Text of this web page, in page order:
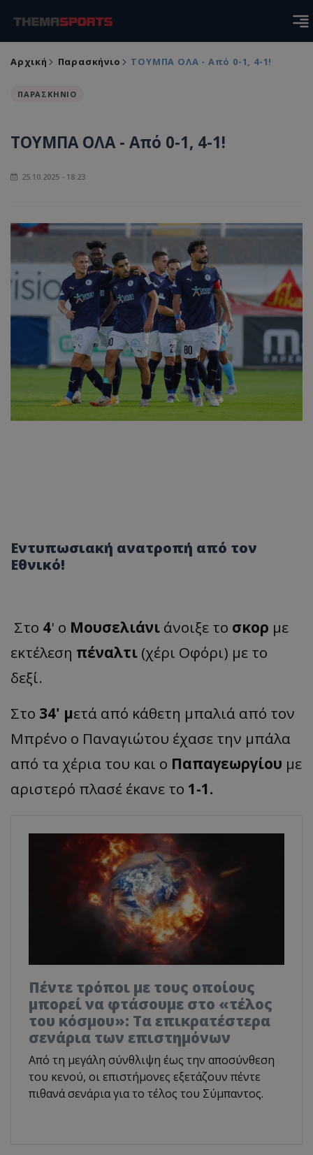
Αρχική Παρασκήνιο ΤΟΥΜΠΑ ΟΛΑ - Από 0-1, 4-1!
ΠΑΡΑΣΚΗΝΙΟ
ΤΟΥΜΠΑ ΟΛΑ - Από 0-1, 4-1!
25.10.2025 - 18:23
Εντυπωσιακή ανατροπή από τον
Εθνικό!
Στο 4' ο Μουσελιάνι άνοιξε το σκορ με
εκτέλεση πέναλτι (χέρι Οφόρι) με το
δεξί.
Στο 34' μετά από κάθετη μπαλιά από τον
Μπρένο ο Παναγιώτου έχασε την μπάλα
από τα χέρια του και ο Παπαγεωργίου με
αριστερό πλασέ έκανε το 1-1.
Πέντε τρόποι με τους οποίους
μπορεί να φτάσουμε στο «τέλος
του κόσμου»: Τα επικρατέστερα
σενάρια των επιστημόνων
Από τη μεγάλη σύνθλιψη έως την αποσύνθεση
του κενού, οι επιστήμονες εξετάζουν πέντε
πιθανά σενάρια για το τέλος του Σύμπαντος.